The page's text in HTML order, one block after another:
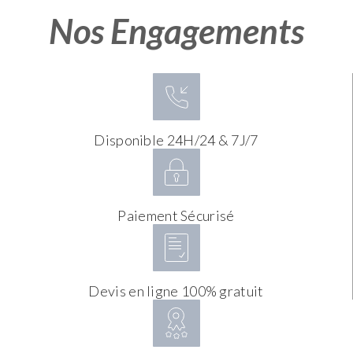
Nos Engagements
Disponible 24H/24 & 7J/7
Paiement Sécurisé
Devis en ligne 100% gratuit